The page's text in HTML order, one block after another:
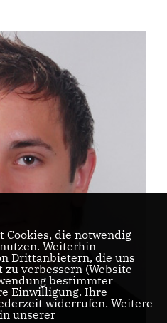
Cookies, die notwendig
Weiterhin
Drittanbietern, die uns
zu verbessern (Website-
bestimmter
Einwilligung. Ihre
widerrufen. Weitere
unserer